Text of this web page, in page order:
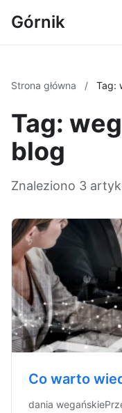
Górnik
Strona główna / Tag:
Tag:
blog
Znaleziono 3
Co warto
dania